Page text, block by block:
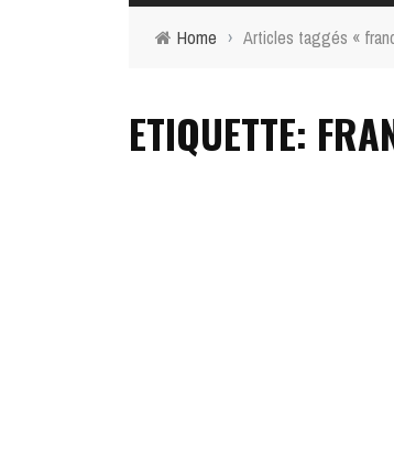
Home › Articles taggés «
ETIQUETTE: